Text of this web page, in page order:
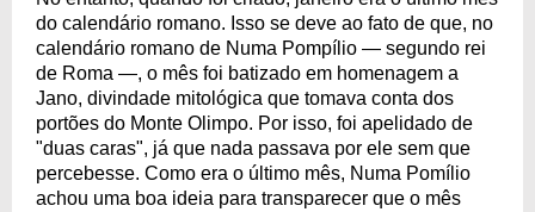
do calendário romano. Isso se deve ao fato de que, no
calendário romano de Numa Pompílio — segundo rei
de Roma —, o mês foi batizado em homenagem a
Jano, divindade mitológica que tomava conta dos
portões do Monte Olimpo. Por isso, foi apelidado de
"duas caras", já que nada passava por ele sem que
percebesse. Como era o último mês, Numa Pomílio
achou uma boa ideia para transparecer que o mês